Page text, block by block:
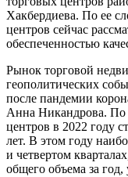
Хакбердиева. По ее
центров сейчас
обеспеченностью
Рынок торговой
геополитических
после пандемии
Анна Никандрова. По
центров в 2022 году
лет. В этом году
и четвертом
общего объема за год,